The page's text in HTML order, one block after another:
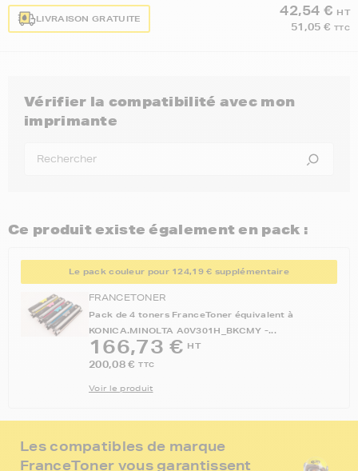
Les compatibles de marque
FranceToner vous garantissent
LIVRAISON GRATUITE
42,54 € HT
51,05 € TTC
Vérifier la compatibilité avec mon
imprimante
Ce produit existe également en pack :
Le pack couleur pour 124,19 € supplémentaire
FRANCETONER
Pack de 4 toners FranceToner équivalent à
KONICA.MINOLTA A0V301H_BKCMY -...
166,73 € HT
200,08 € TTC
Voir le produit